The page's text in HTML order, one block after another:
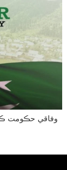
وفاقي حڪومت